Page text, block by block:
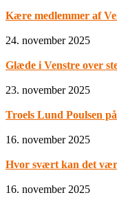
Kære medlemmer af
24. november 2025
Glæde i Venstre over
23. november 2025
Troels Lund Poulsen
16. november 2025
Hvor svært kan det
16. november 2025